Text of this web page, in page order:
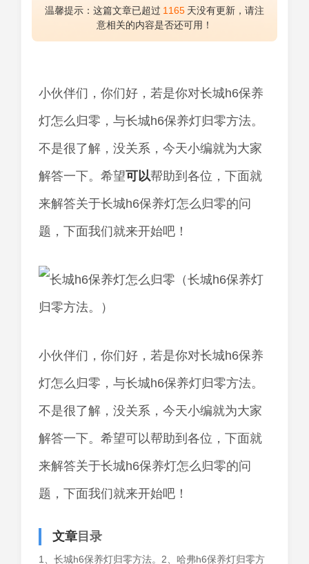
温馨提示：这篇文章已超过 1165 天没有更新，请注
意相关的内容是否还可用！
小伙伴们，你们好，若是你对长城h6保养
灯怎么归零，与长城h6保养灯归零方法。
不是很了解，没关系，今天小编就为大家
解答一下。希望可以帮助到各位，下面就
来解答关于长城h6保养灯怎么归零的问
题，下面我们就来开始吧！
小伙伴们，你们好，若是你对长城h6保养
灯怎么归零，与长城h6保养灯归零方法。
不是很了解，没关系，今天小编就为大家
解答一下。希望可以帮助到各位，下面就
来解答关于长城h6保养灯怎么归零的问
题，下面我们就来开始吧！
文章 目录
1、长城h6保养灯归零方法。2、哈弗h6保养灯归零方